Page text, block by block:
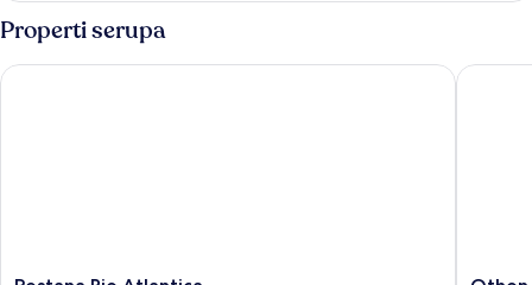
SEA
Properti serupa
Pestana Rio Atlantica Othon